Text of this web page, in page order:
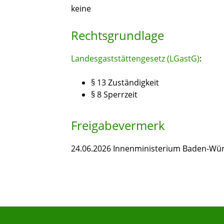
keine
Rechtsgrundlage
Landesgaststättengesetz (LGastG):
§ 13 Zuständigkeit
§ 8 Sperrzeit
Freigabevermerk
24.06.2026 Innenministerium Baden-